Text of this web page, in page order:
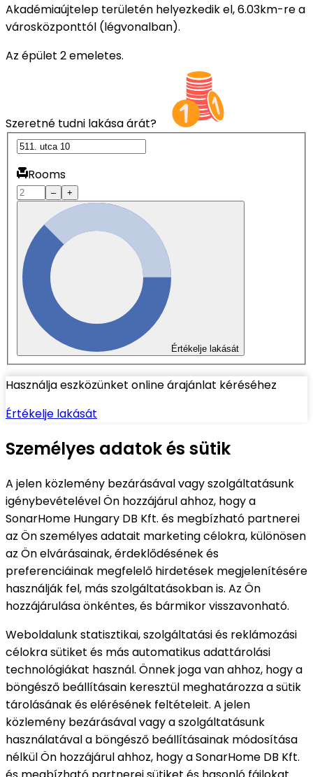
Akadémiaújtelep területén helyezkedik el, 6.03km-re a
városközponttól (légvonalban).
Az épület 2 emeletes.
Szeretné tudni lakása árát?
Rooms
– +
Értékelje lakását
Használja eszközünket online árajánlat kéréséhez
Értékelje lakását
Személyes adatok és sütik
A jelen közlemény bezárásával vagy szolgáltatásunk
igénybevételével Ön hozzájárul ahhoz, hogy a
SonarHome Hungary DB Kft. és megbízható partnerei
az Ön személyes adatait marketing célokra, különösen
az Ön elvárásainak, érdeklődésének és
preferenciáinak megfelelő hirdetések megjelenítésére
használják fel, más szolgáltatásokban is. Az Ön
hozzájárulása önkéntes, és bármikor visszavonható.
Weboldalunk statisztikai, szolgáltatási és reklámozási
célokra sütiket és más automatikus adattárolási
technológiákat használ. Önnek joga van ahhoz, hogy a
böngésző beállításain keresztül meghatározza a sütik
tárolásának és elérésének feltételeit. A jelen
közlemény bezárásával vagy a szolgáltatásunk
használatával a böngésző beállításainak módosítása
nélkül Ön hozzájárul ahhoz, hogy a SonarHome DB Kft.